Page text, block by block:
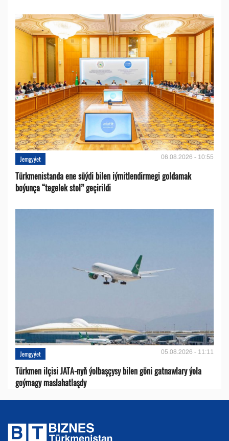
Jemgyýet 06.08.2026 - 10:55
Türkmenistanda ene süýdi bilen iýmitlendirmegi goldamak
boýunça “tegelek stol” geçirildi
Jemgyýet 05.08.2026 - 11:11
Türkmen ilçisi JATA-nyň ýolbaşçysy bilen göni gatnawlary ýola
goýmagy maslahatlaşdy